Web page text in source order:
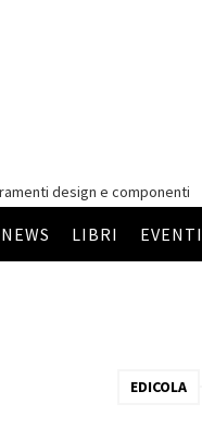
design e componenti
NEWS LIBRI EVENTI
EDICOLA